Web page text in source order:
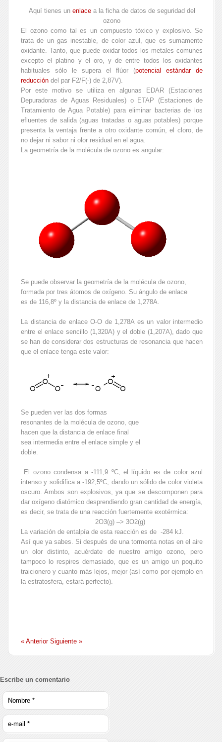
Aquí tienes un enlacea la ficha de datos de seguridad del
ozono
El ozono como tal es un compuesto tóxico y explosivo. Se
trata de un gas inestable, de color azul, que es sumamente
oxidante. Tanto, que puede oxidar todos los metales comunes
excepto el platino y el oro, y de entre todos los oxidantes
habituales sólo le supera el flúor (potencial estándar de
reducción del par F2/F(-) de 2,87V).
Por este motivo se utiliza en algunas EDAR (Estaciones
Depuradoras de Aguas Residuales) o ETAP (Estaciones de
Tratamiento de Agua Potable) para eliminar bacterias de los
efluentes de salida (aguas tratadas o aguas potables) porque
presenta la ventaja frente a otro oxidante común, el cloro, de
no dejar ni sabor ni olor residual en el agua.
La geometría de la molécula de ozono es angular:
Se puede observar la geometría de la molécula de ozono,
formada por tres átomos de oxígeno. Su ángulo de enlace
es de 116,8º y la distancia de enlace de 1,278A.
La distancia de enlace O-O de 1,278A es un valor intermedio
entre el enlace sencillo (1,320A) y el doble (1,207A), dado que
se han de considerar dos estructuras de resonancia que hacen
que el enlace tenga este valor:
Se pueden ver las dos formas
resonantes de la molécula de ozono, que
hacen que la distancia de enlace final
sea intermedia entre el enlace simple y el
doble.
El ozono condensa a -111,9 ºC, el líquido es de color azul
intenso y solidifica a -192,5ºC, dando un sólido de color violeta
oscuro. Ambos son explosivos, ya que se descomponen para
dar oxígeno diatómico desprendiendo gran cantidad de energía,
es decir, se trata de una reacción fuertemente exotérmica:
2O3(g) –> 3O2(g)
La variación de entalpía de esta reacción es de -284 kJ.
Así que ya sabes. Si después de una tormenta notas en el aire
un olor distinto, acuérdate de nuestro amigo ozono, pero
tampoco lo respires demasiado, que es un amigo un poquito
traicionero y cuanto más lejos, mejor (así como por ejemplo en
la estratosfera, estará perfecto).
« Anterior Siguiente »
Escribe un comentario